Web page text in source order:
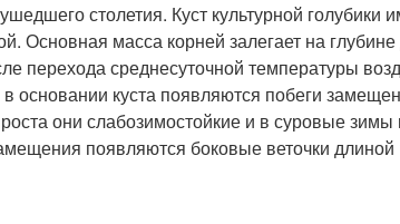
столетия. Куст культурной голубики
Основная масса корней залегает на
перехода среднесуточной температуры
основании куста появляются побеги
они слабозимостойкие и в суровые зимы
появляются боковые веточки